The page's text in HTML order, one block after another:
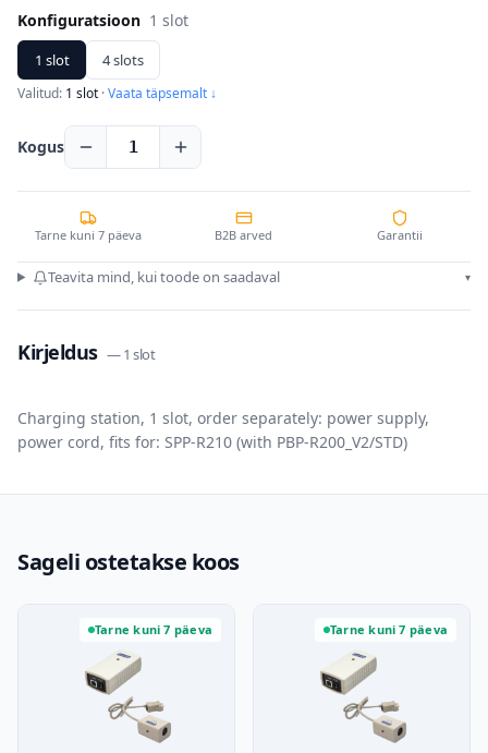
Konfiguratsioon 1 slot
1 slot 4 slots
Valitud: 1 slot ·Vaata täpsemalt ↓
Kogus 1
Tarne kuni 7 päeva B2B arved Garantii
Teavita mind, kui toode on saadaval ▾
Kirjeldus —1 slot
Charging station, 1 slot, order separately: power supply,
power cord, fits for: SPP-R210 (with PBP-R200_V2/STD)
Sageli ostetakse koos
Tarne kuni 7 päeva Tarne kuni 7 päeva